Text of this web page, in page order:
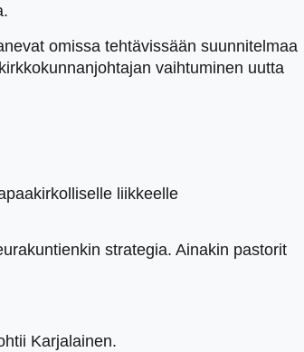
omissa tehtävissään suunnitelmaa
vaihtuminen uutta
liikkeelle
strategia. Ainakin pastorit
Karjalainen.